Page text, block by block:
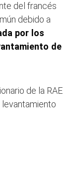
del francés
debido a
por los
de
de la RAE